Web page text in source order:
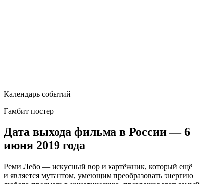
Календарь событий
Гамбит постер
Дата выхода фильма в России — 6
июня 2019 года
Реми Лебо — искусный вор и картёжник, который ещё
и является мутантом, умеющим преобразовать энергию